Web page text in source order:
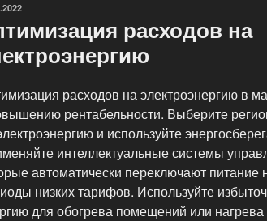
расходов на
расходов на электроэнергию в
рентабельности. Выберите
и используйте
интеллектуальные системы
автоматически переключают питание
низких тарифов. Используйте
для обогрева помещений или